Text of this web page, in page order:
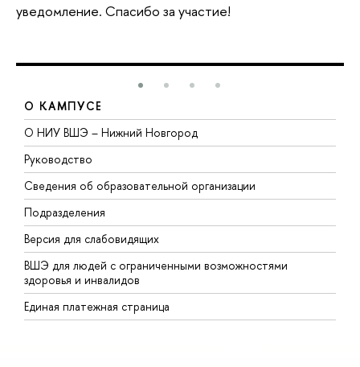
уведомление. Спасибо за участие!
О КАМПУСЕ
О НИУ ВШЭ – Нижний Новгород
Руководство
Сведения об образовательной организации
Подразделения
Версия для слабовидящих
ВШЭ для людей с ограниченными возможностями
здоровья и инвалидов
Единая платежная страница